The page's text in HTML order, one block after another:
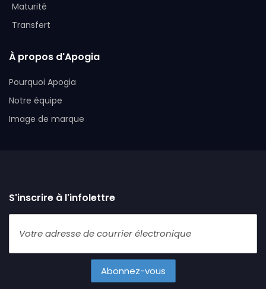
Maturité
Transfert
À propos d'Apogia
Pourquoi Apogia
Notre équipe
Image de marque
S'inscrire à l'infolettre